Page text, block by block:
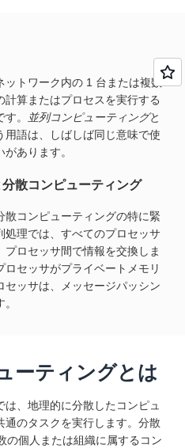
ットワーク内の 1 台または複数
算またはプロセスを実行する
。
並列コンピューティングと
用語は、しばしば同じ意味で使
あります。
散コンピューティング
コンピューティングの特に緊
処理では、すべてのプロセッサ
ロセッサ間で情報を交換しま
セッサがプライベートメモリ
ッサは、メッセージパッシン
ーティングとは
は、地理的に分散したコンピュ
のタスクを実行します。分散
の個人または組織に属するコン